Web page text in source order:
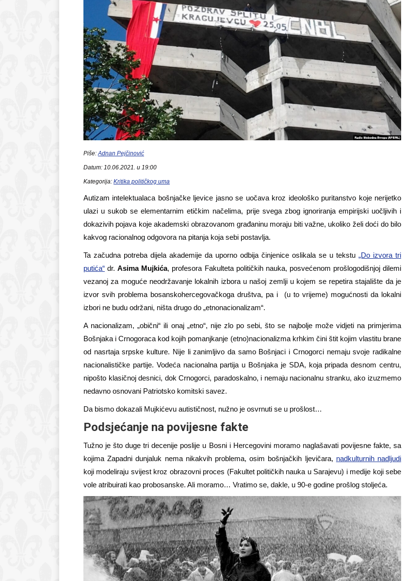
Piše:Adnan Pejčinović
Datum: 10.06.2021. u 19:00
Kategorija: Kritika političkog uma
Autizam intelektualaca bošnjačke ljevice jasno se uočava kroz ideološko puritanstvo koje nerijetko
ulazi u sukob se elementarnim etičkim načelima, prije svega zbog ignoriranja empirijski uočljivih i
dokazivih pojava koje akademski obrazovanom građaninu moraju biti važne, ukoliko želi doći do bilo
kakvog racionalnog odgovora na pitanja koja sebi postavlja.
Ta začudna potreba dijela akademije da uporno odbija činjenice oslikala se u tekstu „Do izvora tri
putića“ dr.Asima Mujkića, profesora Fakulteta političkih nauka, posvećenom prošlogodišnjoj dilemi
vezanoj za moguće neodržavanje lokalnih izbora u našoj zemlji u kojem se repetira stajalište da je
izvor svih problema bosanskohercegovačkoga društva, pa i (u to vrijeme) mogućnosti da lokalni
izbori ne budu održani, ništa drugo do „etnonacionalizam“.
A nacionalizam, „obični“ ili onaj „etno“, nije zlo po sebi, što se najbolje može vidjeti na primjerima
Bošnjaka i Crnogoraca kod kojih pomanjkanje (etno)nacionalizma krhkim čini štit kojim vlastitu brane
od nasrtaja srpske kulture. Nije li zanimljivo da samo Bošnjaci i Crnogorci nemaju svoje radikalne
nacionalističke partije. Vodeća nacionalna partija u Bošnjaka je SDA, koja pripada desnom centru,
nipošto klasičnoj desnici, dok Crnogorci, paradoskalno, i nemaju nacionalnu stranku, ako izuzmemo
nedavno osnovani Patriotsko komitski savez.
Da bismo dokazali Mujkićevu autističnost, nužno je osvrnuti se u prošlost…
Podsjećanje na povijesne fakte
Tužno je što duge tri decenije poslije u Bosni i Hercegovini moramo naglašavati povijesne fakte, sa
kojima Zapadni dunjaluk nema nikakvih problema, osim bošnjačkih ljevičara, nadkulturnih nadljudi
koji modeliraju svijest kroz obrazovni proces (Fakultet političkih nauka u Sarajevu) i medije koji sebe
vole atribuirati kao probosanske. Ali moramo… Vratimo se, dakle, u 90-e godine prošlog stoljeća.